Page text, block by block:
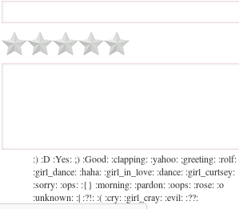
:) :D :Yes: ;) :Good: :clapping: :yahoo: ;greeting: :rolf:
:girl_dance: :haha: :girl_in_love: :dance: :girl_curtsey:
:sorry: :ops: :{} :morning: :pardon: :oops: :rose: :o
:unknown: :| :?!: :( :cry: :girl_cray: :evil: :??: